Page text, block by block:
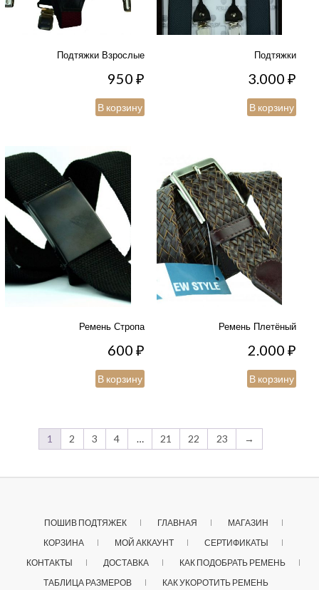
Подтяжки Взрослые
950₽
В корзину
Подтяжки
3.000₽
В корзину
Ремень Стропа
600₽
В корзину
Ремень Плетёный
2.000₽
В корзину
1 2 3 4 … 21 22 23 →
ПОШИВ ПОДТЯЖЕК ГЛАВНАЯ
МАГАЗИН
КОРЗИНА
МОЙ АККАУНТ
СЕРТИФИКАТЫ
КОНТАКТЫ
ДОСТАВКА
КАК ПОДОБРАТЬ РЕМЕНЬ
ТАБЛИЦА РАЗМЕРОВ
КАК УКОРОТИТЬ РЕМЕНЬ